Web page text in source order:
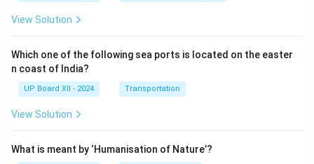
View Solution
Which one of the following sea ports is located on the easter
n coast of India?
UP Board XII - 2024 Transportation
View Solution
What is meant by ‘Humanisation of Nature’?